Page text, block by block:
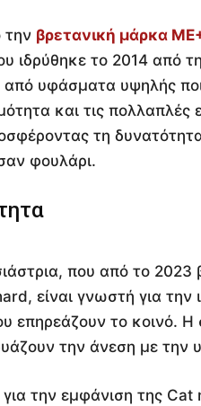
την βρετανική μάρκα
ιδρύθηκε το 2014 από
από υφάσματα υψηλής
και τις πολλαπλές
τη
φουλάρι.
που από το 2023
είναι γνωστή για την
επηρεάζουν το κοινό. Η
την άνεση με την
την εμφάνιση της Cat